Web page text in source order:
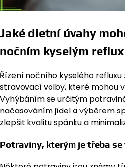
Jaké dietní úvahy
nočním kyselým
Řízení nočního kyselého
stravovací volby, které mohou
Vyhýbáním se určitým
načasováním jídel a výběrem
zlepšit kvalitu spánku a
Potraviny, kterým je třeba